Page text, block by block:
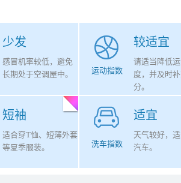
少发
感冒机率较低，避免
长期处于空调屋中。
较适宜
运动指数
请适当降低
度，并及时
分。
短袖
适合穿T恤、短薄外套
等夏季服装。
适宜
洗车指数
天气较好，
汽车。